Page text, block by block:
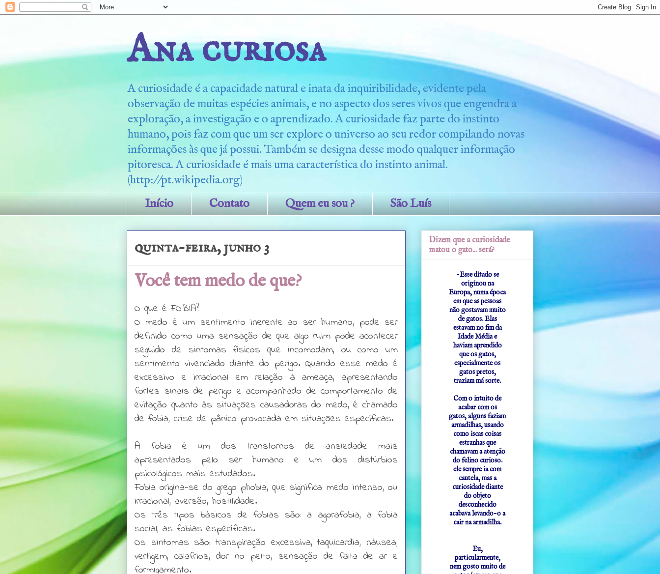
Ana curiosa
A curiosidade é a capacidade natural e inata da inquiribilidade, evidente pela
observação de muitas espécies animais, e no aspecto dos seres vivos que engendra a
exploração, a investigação e o aprendizado. A curiosidade faz parte do instinto
humano, pois faz com que um ser explore o universo ao seu redor compilando novas
informações às que já possui. Também se designa desse modo qualquer informação
pitoresca. A curiosidade é mais uma característica do instinto animal.
(http://pt.wikipedia.org)
Início
Contato Quem eu sou ? São Luís
quinta-feira, junho 3
Você tem medo de que?
O que é FOBIA?
O medo é um sentimento inerente ao ser humano, pode ser
definido como uma sensação de que algo ruim pode acontecer
seguido de sintomas físicos que incomodam, ou como um
sentimento vivenciado diante do perigo. Quando esse medo é
excessivo e irracional em relação à ameaça, apresentando
fortes sinais de perigo e acompanhado de comportamento de
evitação quanto às situações causadoras do medo, é chamado
de fobia, crise de pânico provocada em situações específicas.
A fobia é um dos transtornos de ansiedade mais
apresentados pelo ser humano e um dos distúrbios
psicológicos mais estudados.
Fobia origina-se do grego phobia, que significa medo intenso, ou
irracional, aversão, hostilidade.
Os três tipos básicos de fobias são: a agorafobia, a fobia
social, as fobias específicas.
Os sintomas são: transpiração excessiva, taquicardia, náusea,
vertigem, calafrios, dor no peito, sensação de falta de ar e
formigamento.
Dizem que a curiosidade
matou o gato... será?
-Esse ditado se
originou na
Europa, numa época
em que as pessoas
não gostavam muito
de gatos. Elas
estavam no fim da
Idade Média e
haviam aprendido
que os gatos,
especialmente os
gatos pretos,
traziam má sorte.
Com o intuito de
acabar com os
gatos, alguns faziam
armadilhas, usando
como iscas coisas
estranhas que
chamavam a atenção
do felino curioso.
ele sempre ia com
cautela, mas a
curiosidade diante
do objeto
desconhecido
acabava levando-o a
cair na armadilha.
Eu,
particularmente,
nem gosto muito de